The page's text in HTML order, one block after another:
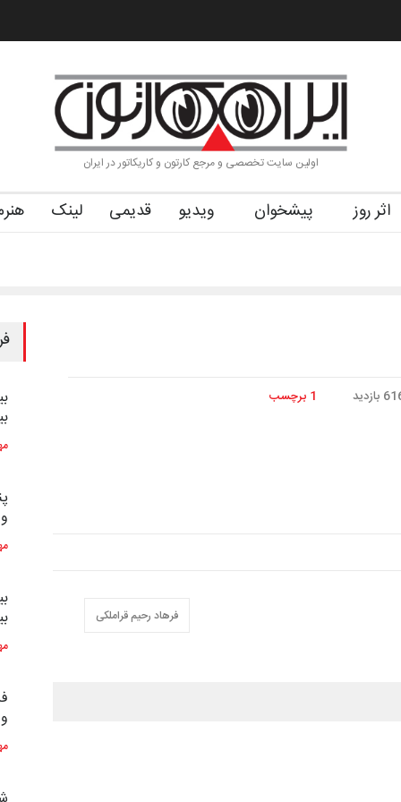
اولین سایت تخصصی و مرجع کارتون و کاریکاتور در ایران
اثر روز پیشخوان ویدیو قدیمی لینک
بازدید 1 برچسب
فرهاد رحیم قراملکی